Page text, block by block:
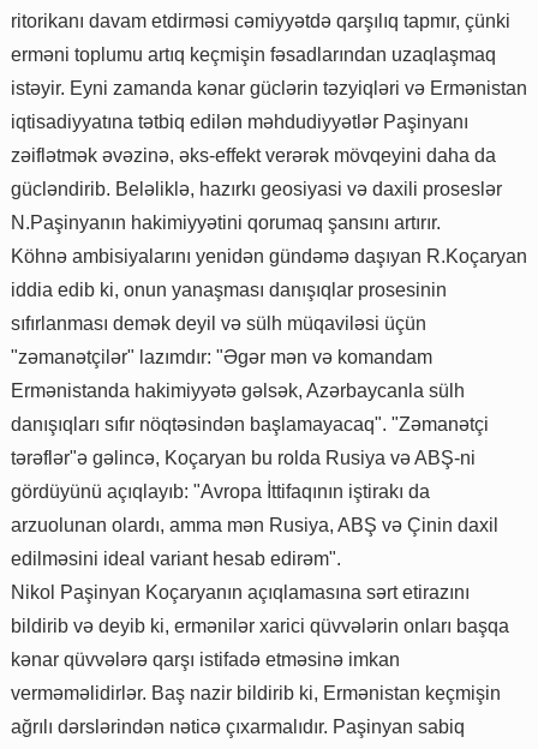
ritorikanı davam etdirməsi cəmiyyətdə qarşılıq tapmır, çünki
erməni toplumu artıq keçmişin fəsadlarından uzaqlaşmaq
istəyir. Eyni zamanda kənar güclərin təzyiqləri və Ermənistan
iqtisadiyyatına tətbiq edilən məhdudiyyətlər Paşinyanı
zəiflətmək əvəzinə, əks-effekt verərək mövqeyini daha da
gücləndirib. Beləliklə, hazırkı geosiyasi və daxili proseslər
N.Paşinyanın hakimiyyətini qorumaq şansını artırır.
Köhnə ambisiyalarını yenidən gündəmə daşıyan R.Koçaryan
iddia edib ki, onun yanaşması danışıqlar prosesinin
sıfırlanması demək deyil və sülh müqaviləsi üçün
"zəmanətçilər" lazımdır: "Əgər mən və komandam
Ermənistanda hakimiyyətə gəlsək, Azərbaycanla sülh
danışıqları sıfır nöqtəsindən başlamayacaq". "Zəmanətçi
tərəflər"ə gəlincə, Koçaryan bu rolda Rusiya və ABŞ-ni
gördüyünü açıqlayıb: "Avropa İttifaqının iştirakı da
arzuolunan olardı, amma mən Rusiya, ABŞ və Çinin daxil
edilməsini ideal variant hesab edirəm".
Nikol Paşinyan Koçaryanın açıqlamasına sərt etirazını
bildirib və deyib ki, ermənilər xarici qüvvələrin onları başqa
kənar qüvvələrə qarşı istifadə etməsinə imkan
verməməlidirlər. Baş nazir bildirib ki, Ermənistan keçmişin
ağrılı dərslərindən nəticə çıxarmalıdır. Paşinyan sabiq